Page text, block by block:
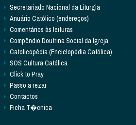
Secretariado Nacional da Liturgia
Anuário Católico (endereços)
Comentários às leituras
Compêndio Doutrina Social da Igreja
Catolicopédia (Enciclopédia Católica)
SOS Cultura Católica
Click to Pray
Passo a rezar
Contactos
Ficha T�cnica